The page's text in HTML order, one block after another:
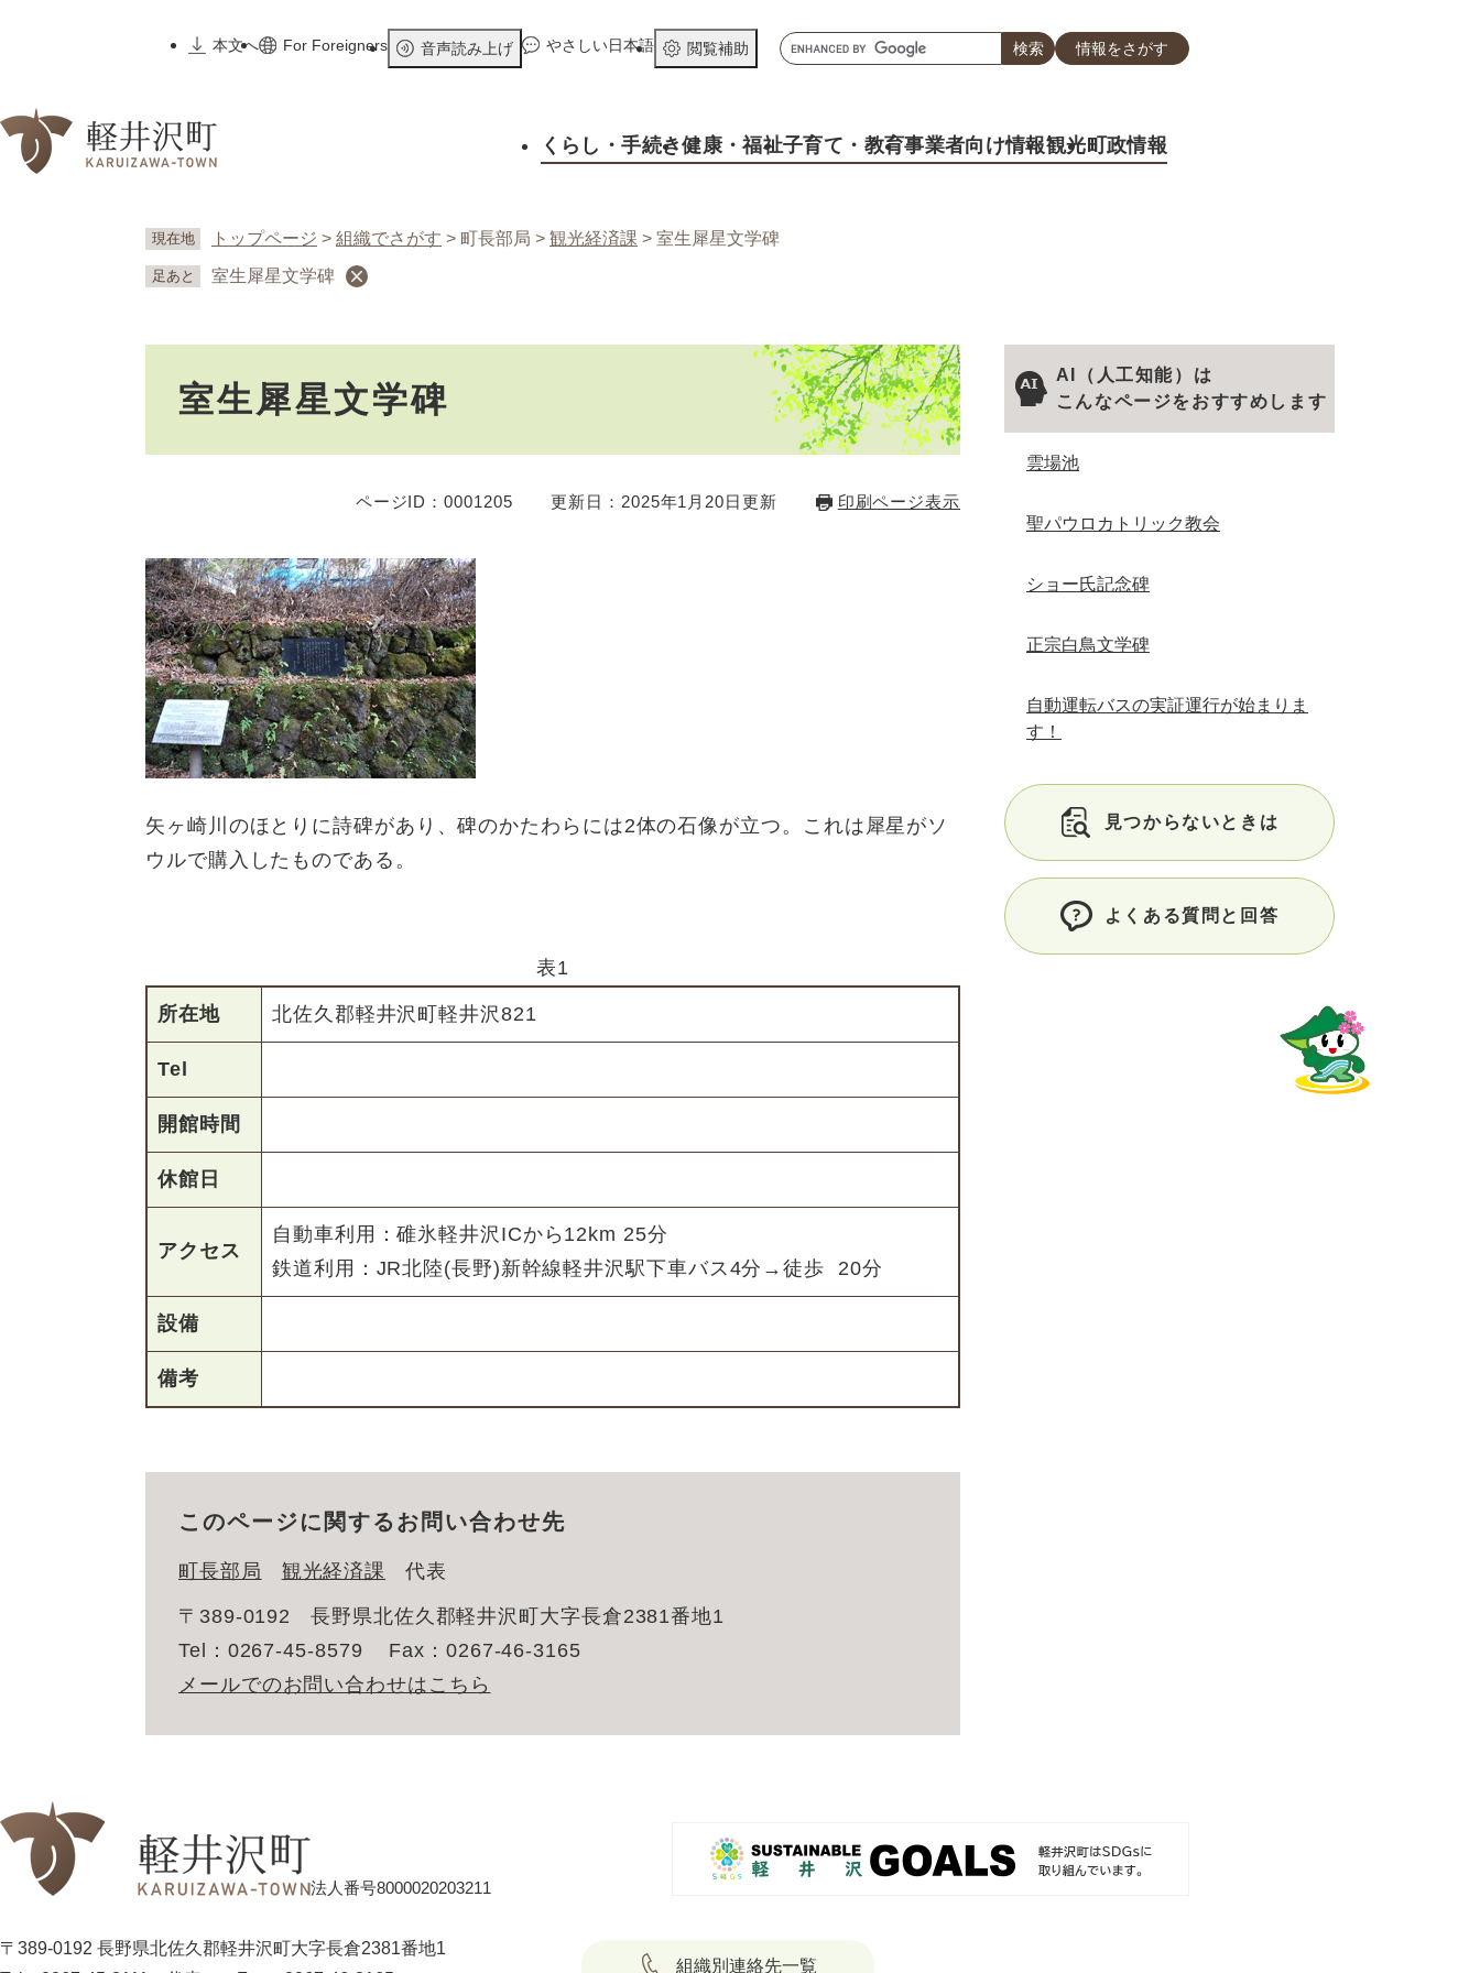
先
本文へ
For Foreigners 音声読み上げ やさしい日本語 閲覧補助
キ
ー
ド
情報をさがす
くらし ・手続き健康 ・福祉子育て ・教育事業者向け情報観光町政情報
現在地 トップページ > 組織でさがす > 町長部局 > 観光経済課 > 室生犀星文学碑
足あと 室生犀星文学碑
室生犀星文学碑
ページID：0001205 更新日：2025年1月20日更新 印刷ページ表示
矢ヶ崎川のほとりに詩碑があり、碑のかたわらには2体の石像が立つ。これは犀星がソ
ウルで購入したものである。
表1
所在地 北佐久郡軽井沢町軽井沢821
Tel
開館時間
休館日
アクセス
自動車利用：碓氷軽井沢ICから12km 25分
鉄道利用：JR北陸(長野)新幹線軽井沢駅下車バス4分→徒歩 20分
設備
備考
このページに関するお問い合わせ先
町長部局 観光経済課 代表
〒389-0192
長野県北佐久郡軽井沢町大字長倉2381番地1
Tel：0267-45-8579
Fax：0267-46-3165
メールでのお問い合わせはこちら
AI（人工知能）は
こんなページをおすすめします
雲場池
聖パウロカトリック教会
ショー氏記念碑
正宗白鳥文学碑
自動運転バスの実証運行が始まりま
す！
見つからないときは
よくある質問と回答
法人番号8000020203211
〒389-0192 長野県北佐久郡軽井沢町大字長倉2381番地1
組織別連絡先一覧